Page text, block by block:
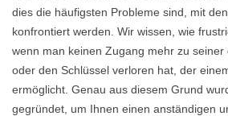
dies die häufigsten Probleme sind, mit
konfrontiert werden. Wir wissen, wie
wenn man keinen Zugang mehr zu
oder den Schlüssel verloren hat, der
ermöglicht. Genau aus diesem Grund
gegründet, um Ihnen einen anständigen